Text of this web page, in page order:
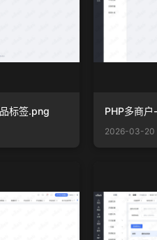
标签.png PHP多商
2026-03-20